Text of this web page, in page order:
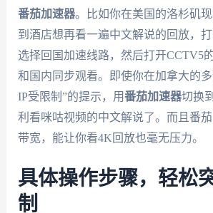
番茄加速器。比如你在美国的洛杉矶
到酒店想再看一遍中文解说的回放，
选择回国加速线路，然后打开CCTV5
和国内同步观看。即使你在加拿大的
IP受限制”的提示，用番茄加速器切换
利看咪咕视频的中文解说了。而且番
带宽，能让你看4K回放也毫无压力。
具体操作步骤，轻松
制